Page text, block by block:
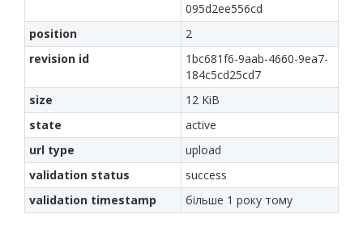
095d2ee556cd
position
2
revision id
1bc681f6-9aab-4660-9ea7-
184c5cd25cd7
size
12 KiB
state
active
url type
upload
validation status
success
validation timestamp
більше 1 року тому